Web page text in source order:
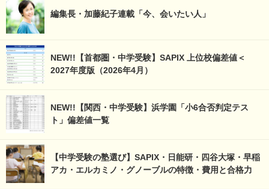
編集長・加藤紀子連載「今、会いたい人」
NEW!!【首都圏・中学受験】SAPIX 上位校偏差値＜
2027年度版（2026年4月）
NEW!!【関西・中学受験】浜学園「小6合否判定テス
ト」偏差値一覧
【中学受験の塾選び】SAPIX・日能研・四谷大塚・早稲
アカ・エルカミノ・グノーブルの特徴・費用と合格力